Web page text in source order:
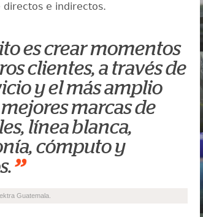
e indirectos.
es crear momentos
clientes, a través de
y el más amplio
marcas de
línea blanca,
cómputo y
”
Guatemala.